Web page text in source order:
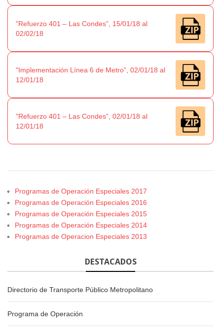
"Refuerzo 401 – Las Condes”, 15/01/18 al
02/02/18
"Implementación Línea 6 de Metro”, 02/01/18 al
12/01/18
"Refuerzo 401 – Las Condes”, 02/01/18 al
12/01/18
Programas de Operación Especiales 2017
Programas de Operación Especiales 2016
Programas de Operación Especiales 2015
Programas de Operación Especiales 2014
Programas de Operacion Especiales 2013
DESTACADOS
Directorio de Transporte Público Metropolitano
Programa de Operación